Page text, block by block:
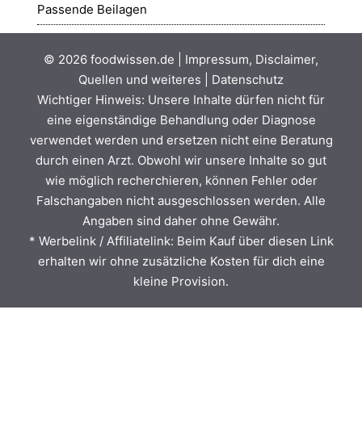
Passende Beilagen
© 2026 foodwissen.de
Impressum, Disclaimer,
Quellen und weiteres
Datenschutz
Wichtiger Hinweis: Unsere Inhalte dürfen nicht für
eine eigenständige Behandlung oder Diagnose
verwendet werden und ersetzen nicht eine Beratung
durch einen Arzt. Obwohl wir unsere Inhalte so gut
wie möglich recherchieren, können Fehler oder
Falschangaben nicht ausgeschlossen werden. Alle
Angaben sind daher ohne Gewähr.
* Werbelink / Affiliatelink: Beim Kauf über diesen Link
erhalten wir ohne zusätzliche Kosten für dich eine
kleine Provision.